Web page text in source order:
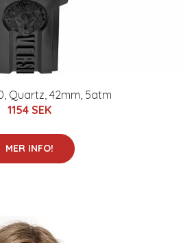
Quartz, 42mm, 5atm
1154 SEK
MER INFO!